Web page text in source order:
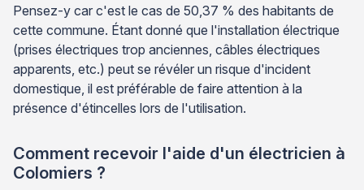
Pensez-y car c'est le cas de 50,37 % des habitants de
cette commune. Étant donné que l'installation électrique
(prises électriques trop anciennes, câbles électriques
apparents, etc.) peut se révéler un risque d'incident
domestique, il est préférable de faire attention à la
présence d'étincelles lors de l'utilisation.
Comment recevoir l'aide d'un électricien à
Colomiers ?